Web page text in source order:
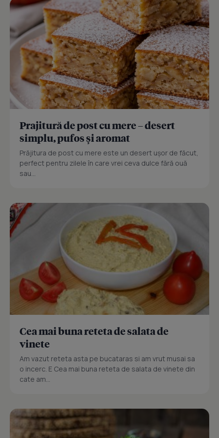
Prajitură de post cu mere – desert
simplu, pufos și aromat
Prăjitura de post cu mere este un desert ușor de făcut,
perfect pentru zilele în care vrei ceva dulce fără ouă
sau...
Cea mai buna reteta de salata de
vinete
Am vazut reteta asta pe bucataras si am vrut musai sa
o incerc. E Cea mai buna reteta de salata de vinete din
cate am...